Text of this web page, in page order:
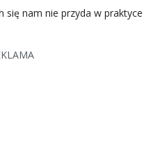
się nam nie przyda w praktyce